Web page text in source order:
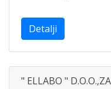
Detalji
" ELLABO "